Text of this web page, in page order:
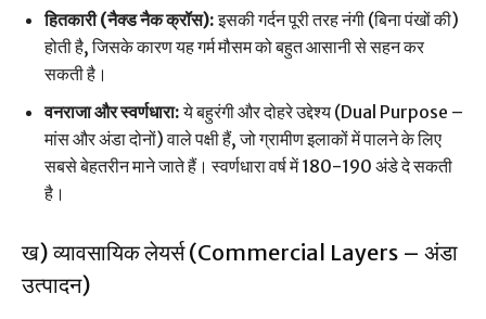
हितकारी (नैक्ड नैक क्रॉस):इसकी गर्दन पूरी तरह नंगी (बिना पंखों की)
होती है, जिसके कारण यह गर्म मौसम को बहुत आसानी से सहन कर
सकती है।
वनराजा और स्वर्णधारा:ये बहुरंगी और दोहरे उद्देश्य (Dual Purpose –
मांस और अंडा दोनों) वाले पक्षी हैं, जो ग्रामीण इलाकों में पालने के लिए
सबसे बेहतरीन माने जाते हैं। स्वर्णधारा वर्ष में 180-190 अंडे दे सकती
है।
ख) व्यावसायिक लेयर्स (Commercial Layers – अंडा
उत्पादन)